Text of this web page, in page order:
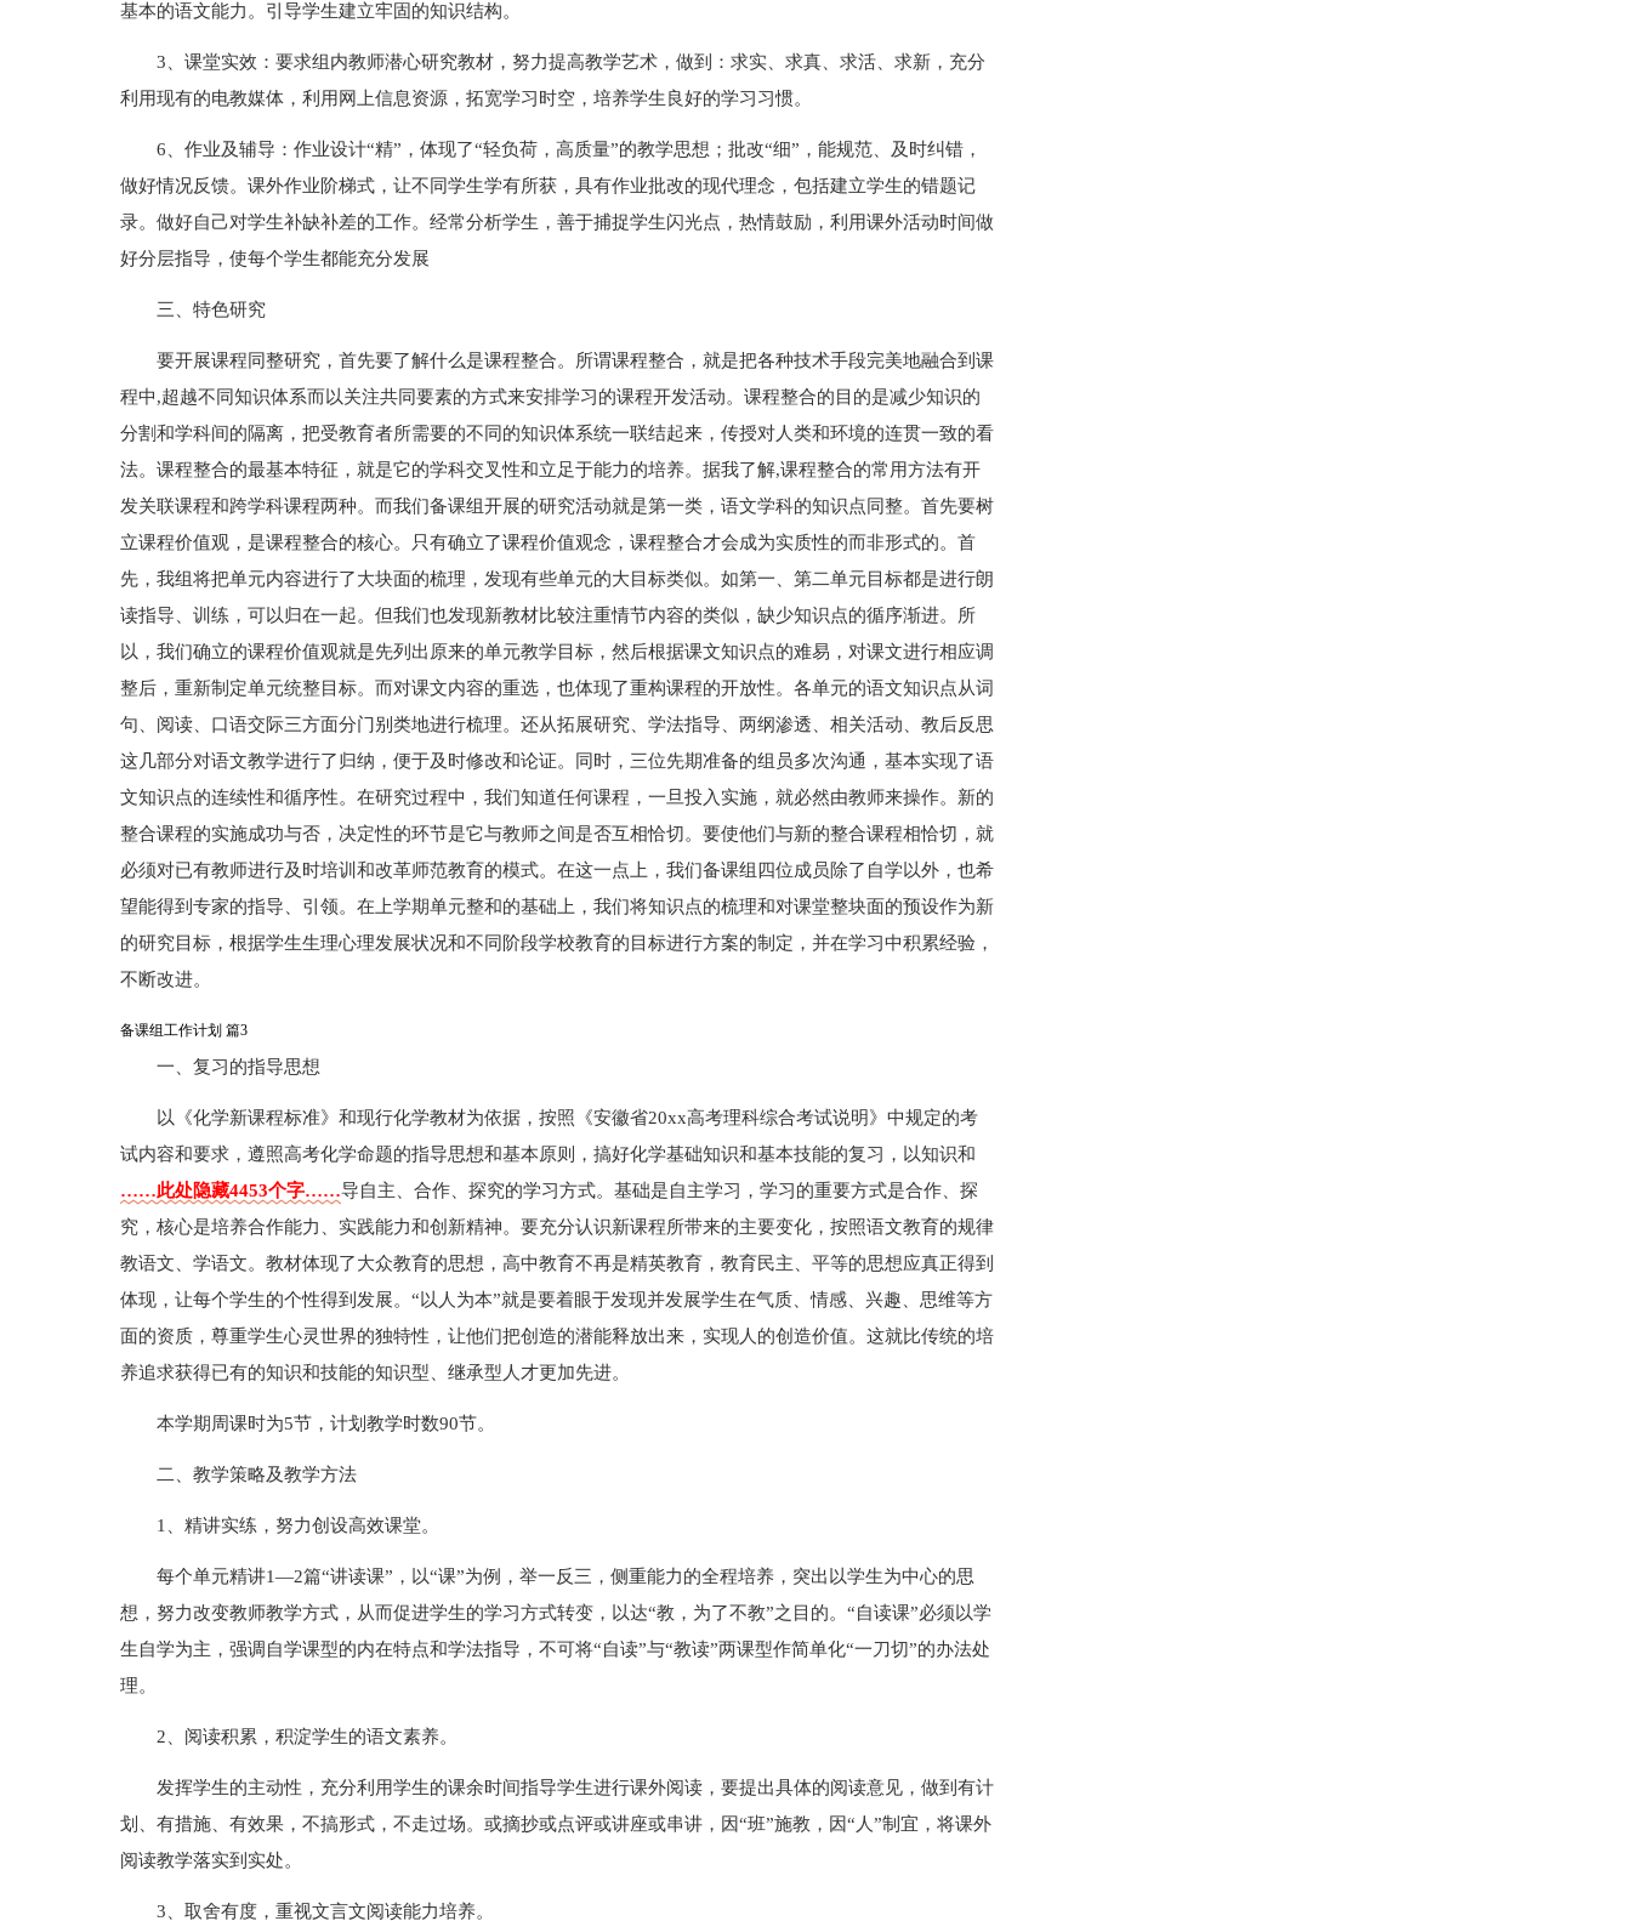
基本的语文能力。引导学生建立牢固的知识结构。
3、课堂实效：要求组内教师潜心研究教材，努力提高教学艺术，做到：求实、求真、求活、求新，充分
利用现有的电教媒体，利用网上信息资源，拓宽学习时空，培养学生良好的学习习惯。
6、作业及辅导：作业设计“精”，体现了“轻负荷，高质量”的教学思想；批改“细”，能规范、及时纠错，
做好情况反馈。课外作业阶梯式，让不同学生学有所获，具有作业批改的现代理念，包括建立学生的错题记
录。做好自己对学生补缺补差的工作。经常分析学生，善于捕捉学生闪光点，热情鼓励，利用课外活动时间做
好分层指导，使每个学生都能充分发展
三、特色研究
要开展课程同整研究，首先要了解什么是课程整合。所谓课程整合，就是把各种技术手段完美地融合到课
程中,超越不同知识体系而以关注共同要素的方式来安排学习的课程开发活动。课程整合的目的是减少知识的
分割和学科间的隔离，把受教育者所需要的不同的知识体系统一联结起来，传授对人类和环境的连贯一致的看
法。课程整合的最基本特征，就是它的学科交叉性和立足于能力的培养。据我了解,课程整合的常用方法有开
发关联课程和跨学科课程两种。而我们备课组开展的研究活动就是第一类，语文学科的知识点同整。首先要树
立课程价值观，是课程整合的核心。只有确立了课程价值观念，课程整合才会成为实质性的而非形式的。首
先，我组将把单元内容进行了大块面的梳理，发现有些单元的大目标类似。如第一、第二单元目标都是进行朗
读指导、训练，可以归在一起。但我们也发现新教材比较注重情节内容的类似，缺少知识点的循序渐进。所
以，我们确立的课程价值观就是先列出原来的单元教学目标，然后根据课文知识点的难易，对课文进行相应调
整后，重新制定单元统整目标。而对课文内容的重选，也体现了重构课程的开放性。各单元的语文知识点从词
句、阅读、口语交际三方面分门别类地进行梳理。还从拓展研究、学法指导、两纲渗透、相关活动、教后反思
这几部分对语文教学进行了归纳，便于及时修改和论证。同时，三位先期准备的组员多次沟通，基本实现了语
文知识点的连续性和循序性。在研究过程中，我们知道任何课程，一旦投入实施，就必然由教师来操作。新的
整合课程的实施成功与否，决定性的环节是它与教师之间是否互相恰切。要使他们与新的整合课程相恰切，就
必须对已有教师进行及时培训和改革师范教育的模式。在这一点上，我们备课组四位成员除了自学以外，也希
望能得到专家的指导、引领。在上学期单元整和的基础上，我们将知识点的梳理和对课堂整块面的预设作为新
的研究目标，根据学生生理心理发展状况和不同阶段学校教育的目标进行方案的制定，并在学习中积累经验，
不断改进。
备课组工作计划 篇3
一、复习的指导思想
以《化学新课程标准》和现行化学教材为依据，按照《安徽省20xx高考理科综合考试说明》中规定的考
试内容和要求，遵照高考化学命题的指导思想和基本原则，搞好化学基础知识和基本技能的复习，以知识和
……此处隐藏4453个字……导自主、合作、探究的学习方式。基础是自主学习，学习的重要方式是合作、探
究，核心是培养合作能力、实践能力和创新精神。要充分认识新课程所带来的主要变化，按照语文教育的规律
教语文、学语文。教材体现了大众教育的思想，高中教育不再是精英教育，教育民主、平等的思想应真正得到
体现，让每个学生的个性得到发展。“以人为本”就是要着眼于发现并发展学生在气质、情感、兴趣、思维等方
面的资质，尊重学生心灵世界的独特性，让他们把创造的潜能释放出来，实现人的创造价值。这就比传统的培
养追求获得已有的知识和技能的知识型、继承型人才更加先进。
本学期周课时为5节，计划教学时数90节。
二、教学策略及教学方法
1、精讲实练，努力创设高效课堂。
每个单元精讲1—2篇“讲读课”，以“课”为例，举一反三，侧重能力的全程培养，突出以学生为中心的思
想，努力改变教师教学方式，从而促进学生的学习方式转变，以达“教，为了不教”之目的。“自读课”必须以学
生自学为主，强调自学课型的内在特点和学法指导，不可将“自读”与“教读”两课型作简单化“一刀切”的办法处
理。
2、阅读积累，积淀学生的语文素养。
发挥学生的主动性，充分利用学生的课余时间指导学生进行课外阅读，要提出具体的阅读意见，做到有计
划、有措施、有效果，不搞形式，不走过场。或摘抄或点评或讲座或串讲，因“班”施教，因“人”制宜，将课外
阅读教学落实到实处。
3、取舍有度，重视文言文阅读能力培养。